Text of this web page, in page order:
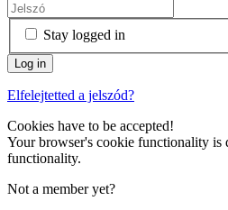
Stay logged in
Elfelejtetted a jelszód?
Cookies have to be accepted!
Your browser's cookie functionality is
functionality.
Not a member yet?